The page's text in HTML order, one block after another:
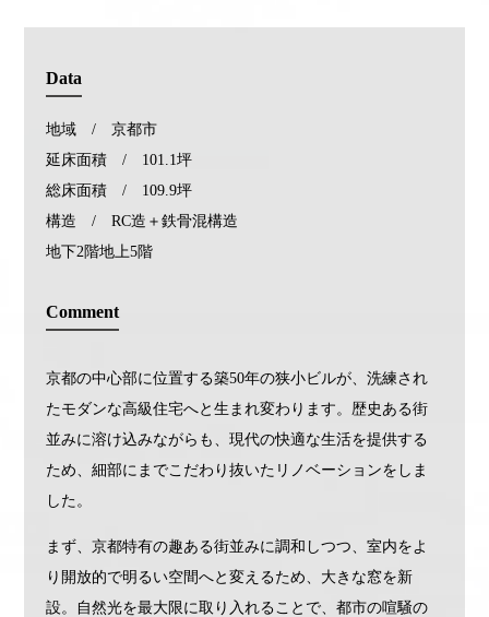
Data
地域 / 京都市
延床面積 / 101.1坪
総床面積 / 109.9坪
構造 / RC造＋鉄骨混構造
地下2階地上5階
Comment
京都の中心部に位置する築50年の狭小ビルが、洗練され
たモダンな高級住宅へと生まれ変わります。歴史ある街
並みに溶け込みながらも、現代の快適な生活を提供する
ため、細部にまでこだわり抜いたリノベーションをしま
した。
まず、京都特有の趣ある街並みに調和しつつ、室内をよ
り開放的で明るい空間へと変えるため、大きな窓を新
設。自然光を最大限に取り入れることで、都市の喧騒の